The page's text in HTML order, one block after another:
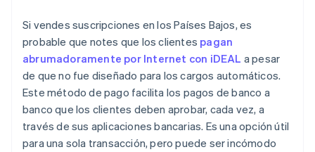
Si vendes suscripciones en los Países Bajos, es
probable que notes que los clientes pagan
abrumadoramente por Internet con iDEAL a pesar
de que no fue diseñado para los cargos automáticos.
Este método de pago facilita los pagos de banco a
banco que los clientes deben aprobar, cada vez, a
través de sus aplicaciones bancarias. Es una opción útil
para una sola transacción, pero puede ser incómodo